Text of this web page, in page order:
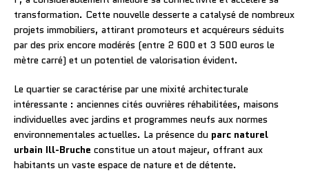
transformation. Cette nouvelle desserte a catalysé de nombreux
projets immobiliers, attirant promoteurs et acquéreurs séduits
par des prix encore modérés (entre 2 600 et 3 500 euros le
mètre carré) et un potentiel de valorisation évident.
Le quartier se caractérise par une mixité architecturale
intéressante : anciennes cités ouvrières réhabilitées, maisons
individuelles avec jardins et programmes neufs aux normes
environnementales actuelles. La présence du parc naturel
urbain Ill-Bruche constitue un atout majeur, offrant aux
habitants un vaste espace de nature et de détente.